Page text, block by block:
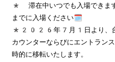
* 滞在中いつでも入場でき
までに入場ください🗓️
*2026年7月1日より、台
カウンターならびにエントラン
時的に移転いたします。